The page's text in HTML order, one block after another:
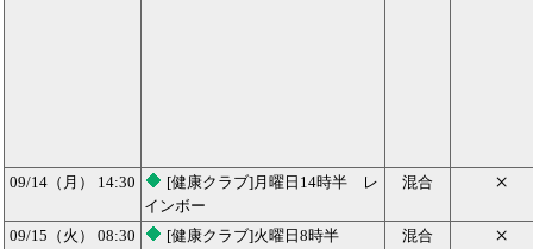
09/14（月） 14:30
[健康クラブ]月曜日14時半 レ
インボー
混合 ×
09/15（火） 08:30
[健康クラブ]火曜日8時半
混合 ×